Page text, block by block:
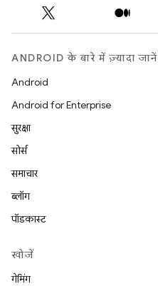
ANDROID के बारे में ज़्यादा जानें
Android
Android for Enterprise
सुरक्षा
सोर्स
समाचार
ब्लॉग
पॉडकास्ट
खोजें
गेमिंग